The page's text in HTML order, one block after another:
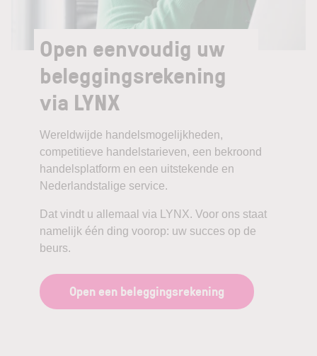
Open eenvoudig uw
beleggingsrekening
via LYNX
Wereldwijde handelsmogelijkheden,
competitieve handelstarieven, een bekroond
handelsplatform en een uitstekende en
Nederlandstalige service.
Dat vindt u allemaal via LYNX. Voor ons staat
namelijk één ding voorop: uw succes op de
beurs.
Open een beleggingsrekening